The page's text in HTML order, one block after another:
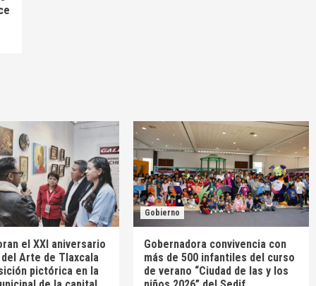
el XXI aniversario
Arte de Tlaxcala
pictórica en la
Gobierno
Gobernadora convivencia con
más de 500 infantiles del curso
de verano “Ciudad de las y los